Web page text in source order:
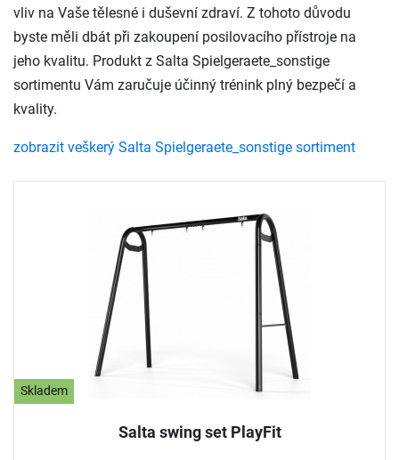
Skladem
Salta swing set PlayFit
vliv na Vaše tělesné i duševní zdraví. Z tohoto důvodu
byste měli dbát při zakoupení posilovacího přístroje na
jeho kvalitu. Produkt z Salta Spielgeraete_sonstige
sortimentu Vám zaručuje účinný trénink plný bezpečí a
kvality.
zobrazit veškerý Salta Spielgeraete_sonstige sortiment